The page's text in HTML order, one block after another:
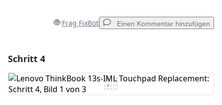
Frag FixBot Einen Kommentar hinzufügen
Kommentar hinzufügen
Schritt 4